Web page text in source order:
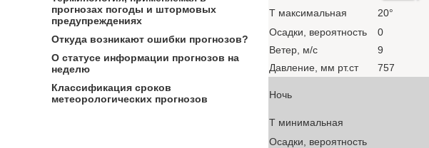
T максимальная 20°
Осадки, вероятность
0
Ветер, м/с
9
Давление, мм рт.ст
757
Ночь
T минимальная
Осадки, вероятность
прогнозах погоды и штормовых
предупреждениях
Откуда возникают ошибки прогнозов?
О статусе информации прогнозов на
неделю
Классификация сроков
метеорологических прогнозов